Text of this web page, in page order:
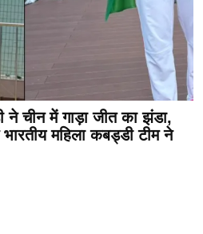
ने चीन में गाड़ा जीत का झंडा,
भारतीय महिला कबड्डी टीम ने